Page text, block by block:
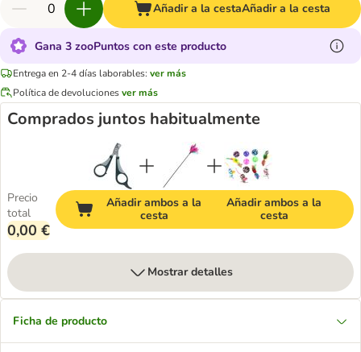
Añadir a la cestaAñadir a la cesta
Gana 3 zooPuntos con este producto
Entrega en 2-4 días laborables: ver más
Política de devolucionesver más
Comprados juntos habitualmente
Precio
total
0,00 €
Añadir ambos a la
cesta
Añadir ambos a la
cesta
Mostrar detalles
Ficha de producto